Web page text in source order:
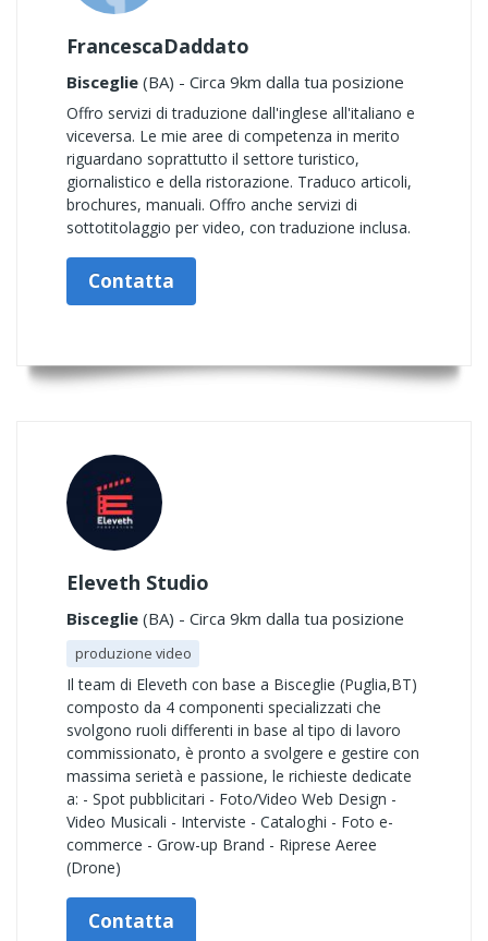
FrancescaDaddato
Bisceglie (BA) - Circa 9km dalla tua posizione
Offro servizi di traduzione dall'inglese all'italiano e
viceversa. Le mie aree di competenza in merito
riguardano soprattutto il settore turistico,
giornalistico e della ristorazione. Traduco articoli,
brochures, manuali. Offro anche servizi di
sottotitolaggio per video, con traduzione inclusa.
Contatta
Eleveth Studio
Bisceglie (BA) - Circa 9km dalla tua posizione
produzione video
Il team di Eleveth con base a Bisceglie (Puglia,BT)
composto da 4 componenti specializzati che
svolgono ruoli differenti in base al tipo di lavoro
commissionato, è pronto a svolgere e gestire con
massima serietà e passione, le richieste dedicate
a: - Spot pubblicitari - Foto/Video Web Design -
Video Musicali - Interviste - Cataloghi - Foto e-
commerce - Grow-up Brand - Riprese Aeree
(Drone)
Contatta